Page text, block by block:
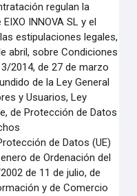
regulan la
INNOVASL y el
estipulaciones legales,
abril, sobre Condiciones
2014, de 27 de marzo
de la Ley General
y Usuarios, Ley
de Protección de Datos
de Datos (UE)
enero deOrdenación del
de 11 de julio, de
y de Comercio